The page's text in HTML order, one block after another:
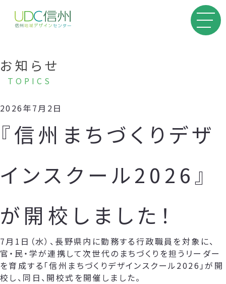
お知らせ
TOPICS
2026年7月2日
『信州まちづくりデザ
インスクール2026』
が開校しました！
7月1日（水）、長野県内に勤務する行政職員を対象に、
官・民・学が連携して次世代のまちづくりを担うリーダー
を育成する「信州まちづくりデザインスクール2026」が開
校し、同日、開校式を開催しました。